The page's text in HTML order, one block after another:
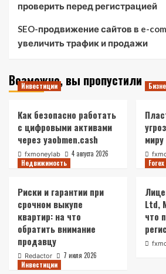
проверить перед регистрацией
SEO-продвижение сайтов в e-
увеличить трафик и продажи
Возможно, вы пропустили
Инвестиции
Как безопасно работать
с цифровыми активами
через yaobmen.cash
fxmoneylab 4 августа 2026
миру
Недвижимость
Риски и гарантии при
срочном выкупе
квартир: на что
обратить внимание
продавцу
Redactor 7 июля 2026
Ltd,
что
Инвестиции